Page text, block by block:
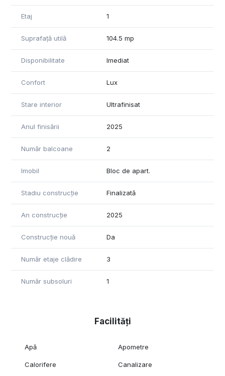
Etaj 1
Suprafață utilă 104.5 mp
Disponibilitate Imediat
Confort Lux
Stare interior Ultrafinisat
Anul finisării 2025
Număr balcoane 2
Imobil Bloc de apart.
Stadiu construcție Finalizată
An construcție 2025
Construcție nouă Da
Număr etaje clădire 3
Număr subsoluri 1
Facilități
Apă Apometre
Calorifere Canalizare